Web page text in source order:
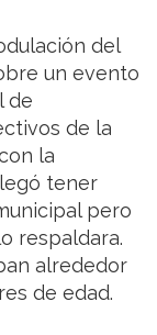
del
un evento
de
de la
la
tener
pero
respaldara.
alrededor
de edad.